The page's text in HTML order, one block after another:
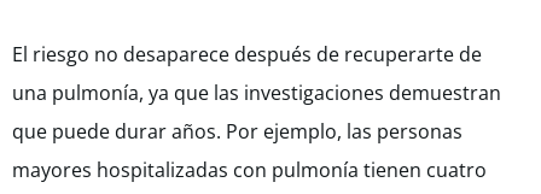
El riesgo no desaparece después de recuperarte de
una pulmonía, ya que las investigaciones demuestran
que puede durar años. Por ejemplo, las personas
mayores hospitalizadas con pulmonía tienen cuatro